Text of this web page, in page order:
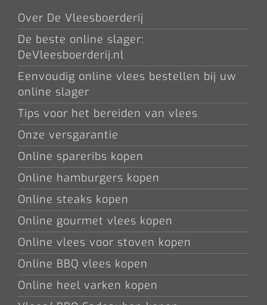
Over De Vleesboerderij
De beste online slager:
DeVleesboerderij.nl
Eenvoudig online vlees bestellen bij uw
online slager
Tips voor het bereiden van vlees
Onze versgarantie
Online spareribs kopen
Online hamburgers kopen
Online steaks kopen
Online gourmet vlees kopen
Online vlees voor stoven kopen
Online BBQ vlees kopen
Online heel varken kopen